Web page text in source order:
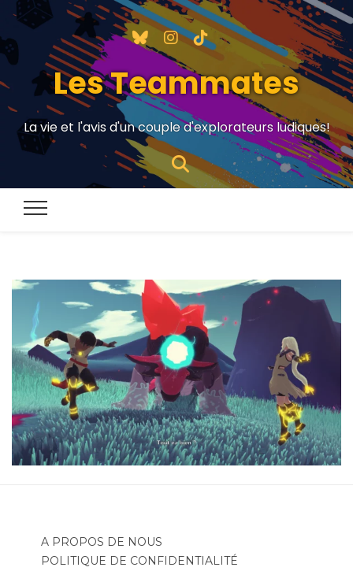
Les Teammates
La vie et l'avis d'un couple d'explorateurs ludiques!
A PROPOS DE NOUS
POLITIQUE DE CONFIDENTIALITÉ